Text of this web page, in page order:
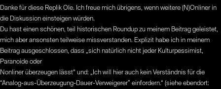
Danke für diese Replik Ole. Ich freue mich übrigens, wenn weitere (N)Onliner in
die Diskussion einsteigen würden.
Du hast einen schönen, teil historischen Roundup zu meinem Beitrag geleistet,
mich aber ansonsten teilweise missverstanden. Explizit habe ich in meinem
Beitrag ausgeschlossen, dass „sich natürlich nicht jeder Kulturpessimist,
Paranoide oder
Nonliner überzeugen lässt“ und: „Ich will hier auch kein Verständnis für die
“Analog-aus-Überzeugung-Dauer-Verweigerer” einfordern.“ (siehe ebendort: